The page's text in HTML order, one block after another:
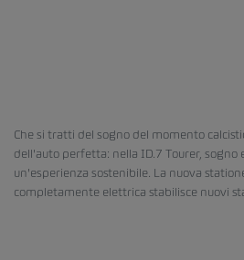
Che si tratti del sogno del momento
dell'auto perfetta: nella ID.7 Tourer, sogno
un'esperienza sostenibile. La nuova
completamente elettrica stabilisce nuovi